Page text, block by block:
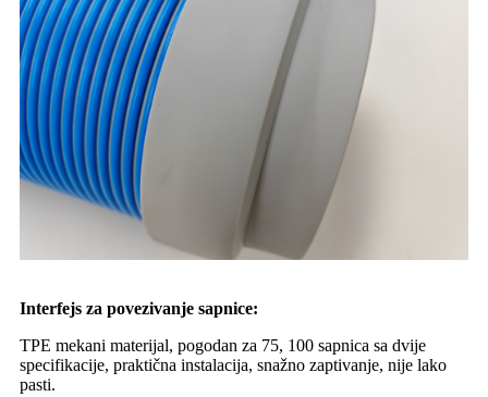
Interfejs za povezivanje sapnice:
TPE mekani materijal, pogodan za 75, 100 sapnica sa dvije
specifikacije, praktična instalacija, snažno zaptivanje, nije lako
pasti.